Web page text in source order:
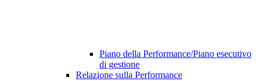
Piano della Performance/Piano esecutivo
di gestione
Relazione sulla Performance